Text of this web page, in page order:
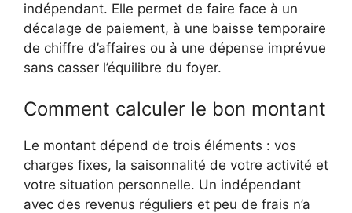
indépendant. Elle permet de faire face à un
décalage de paiement, à une baisse temporaire
de chiffre d’affaires ou à une dépense imprévue
sans casser l’équilibre du foyer.
Comment calculer le bon montant
Le montant dépend de trois éléments : vos
charges fixes, la saisonnalité de votre activité et
votre situation personnelle. Un indépendant
avec des revenus réguliers et peu de frais n’a